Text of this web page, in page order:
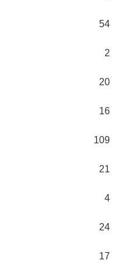
54
2
20
16
109
21
4
24
17